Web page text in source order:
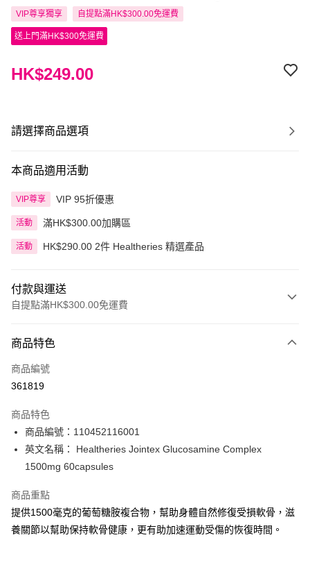
VIP尊享獨享 自提點滿HK$300.00免運費
送上門滿HK$300免運費
HK$249.00
請選擇商品選項
本商品適用活動
VIP尊享 VIP 95折優惠
活動 滿HK$300.00加購區
活動 HK$290.00 2件 Healtheries 精選產品
付款與運送
自提點滿HK$300.00免運費
信用卡
Apple Pay
PayMe
WeChat Pay
送貨方式
順豐自助櫃 - 確認發貨後1-3個工作天送達
商品特色
商品編號
361819
商品特色
商品編號：110452116001
英文名稱： Healtheries Jointex Glucosamine Complex
1500mg 60capsules
商品重點
提供1500毫克的葡萄糖胺複合物，幫助身體自然修復受損軟骨，滋
養關節以幫助保持軟骨健康，更有助加速運動受傷的恢復時間。